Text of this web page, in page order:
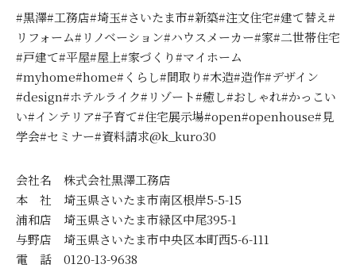
#黒澤#工務店#埼玉#さいたま市#新築#注文住宅#建て替え#
リフォーム#リノベーション#ハウスメーカー#家#二世帯住宅
#戸建て#平屋#屋上#家づくり#マイホーム
#myhome#home#くらし#間取り#木造#造作#デザイン
#design#ホテルライク#リゾート#癒し#おしゃれ#かっこい
い#インテリア#子育て#住宅展示場#open#openhouse#見
学会#セミナー#資料請求@k_kuro30
会社名 株式会社黒澤工務店
本 社 埼玉県さいたま市南区根岸5-5-15
浦和店 埼玉県さいたま市緑区中尾395-1
与野店 埼玉県さいたま市中央区本町西5-6-111
電 話 0120-13-9638